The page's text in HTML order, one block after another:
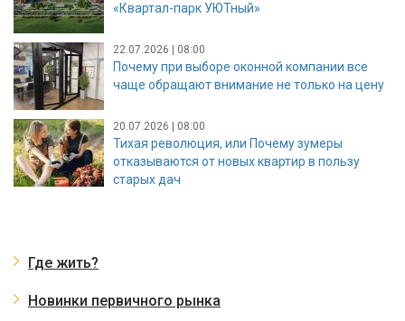
«Квартал-парк УЮТный»
22.07.2026 | 08:00
Почему при выборе оконной компании все
чаще обращают внимание не только на цену
20.07.2026 | 08:00
Тихая революция, или Почему зумеры
отказываются от новых квартир в пользу
старых дач
Где жить?
Новинки первичного рынка